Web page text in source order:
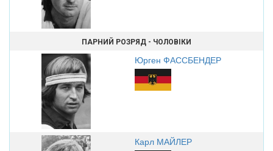
ПАРНИЙ РОЗРЯД - ЧОЛОВІКИ
Юрген ФАССБЕНДЕР
Карл МАЙЛЕР